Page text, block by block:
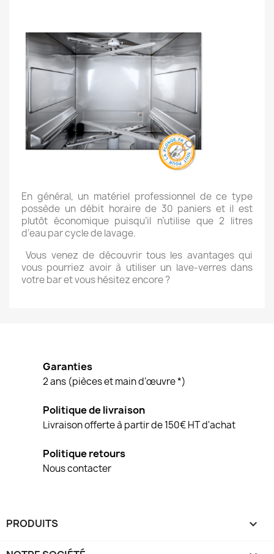
En général, un matériel professionnel de ce type
possède un débit horaire de 30 paniers et il est
plutôt économique puisqu’il n’utilise que 2 litres
d’eau par cycle de lavage.
Vous venez de découvrir tous les avantages qui
vous pourriez avoir à utiliser un lave-verres dans
votre bar et vous hésitez encore ?
Garanties
2 ans (pièces et main d’œuvre *)
Politique de livraison
Livraison offerte à partir de 150€ HT d'achat
Politique retours
Nous contacter
PRODUITS 